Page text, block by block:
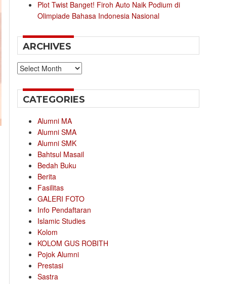
Plot Twist Banget! Firoh Auto Naik Podium di
Olimpiade Bahasa Indonesia Nasional
ARCHIVES
Archives
CATEGORIES
Alumni MA
Alumni SMA
Alumni SMK
Bahtsul Masail
Bedah Buku
Berita
Fasilitas
GALERI FOTO
Info Pendaftaran
Islamic Studies
Kolom
KOLOM GUS ROBITH
Pojok Alumni
Prestasi
Sastra